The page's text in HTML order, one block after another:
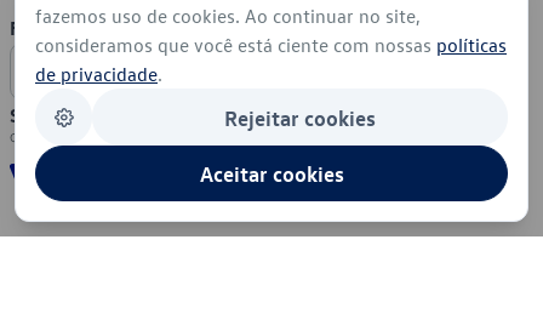
Formas de Pagamento
Segurança
fazemos uso de cookies. Ao continuar no site,
consideramos que você está ciente com nossas políticas
de privacidade.
Rejeitar cookies
Aceitar cookies